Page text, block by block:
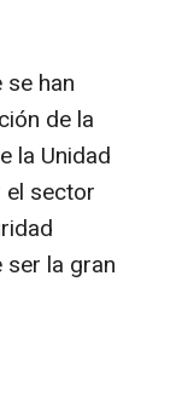
han
de la
la Unidad
el sector
ser la gran